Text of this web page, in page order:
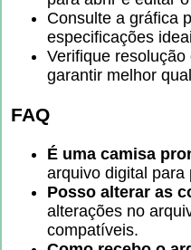
Consulte a gráfica
especificações
Verifique
garantir melhor
FAQ
É uma camisa
arquivo digital para
Posso alterar as
alterações no
compatíveis.